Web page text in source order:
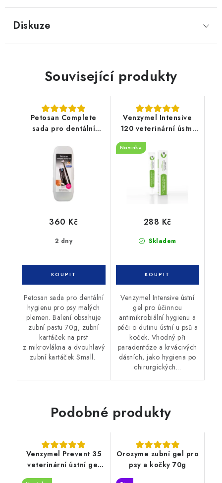
Diskuze
Související produkty
Petosan Complete
sada pro dentální
2 dny
360 Kč
Petosan sada pro dentální
hygienu pro psy malých
plemen. Balení obsahuje
zubní pastu 70g, zubní
kartáček na prst
z mikrovlákna a dvouhlavý
zubní kartáček Small.
Venzymel Intensive
120 veterinární ústní
gel 30ml
Novinka
Skladem
288 Kč
Venzymel Intensive ústní
gel pro účinnou
antimikrobiální hygienu a
péči o dutinu ústní u psů a
koček. Vhodný při
paradentóze a krvácivých
dásních, jako hygiena po
chirurgických...
Podobné produkty
Venzymel Prevent 35
veterinární ústní gel
Orozyme zubní gel pro
psy a kočky 70g